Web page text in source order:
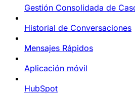
Gestión Consolidada de
Historial de Conversaciones
Mensajes Rápidos
Aplicación móvil
HubSpot